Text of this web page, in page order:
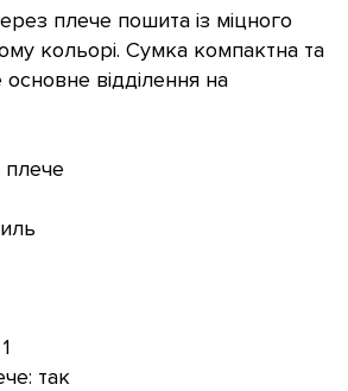
плече пошита із міцного
кольорі. Сумка компактна та
відділення на
плече
так